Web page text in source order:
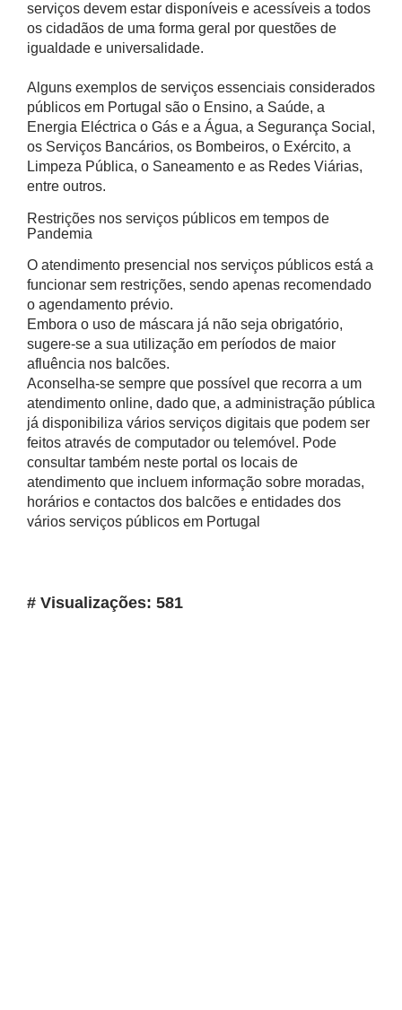
serviços devem estar disponíveis e acessíveis a todos
os cidadãos de uma forma geral por questões de
igualdade e universalidade.
Alguns exemplos de serviços essenciais considerados
públicos em Portugal são o Ensino, a Saúde, a
Energia Eléctrica o Gás e a Água, a Segurança Social,
os Serviços Bancários, os Bombeiros, o Exército, a
Limpeza Pública, o Saneamento e as Redes Viárias,
entre outros.
Restrições nos serviços públicos em tempos de
Pandemia
O atendimento presencial nos serviços públicos está a
funcionar sem restrições, sendo apenas recomendado
o agendamento prévio.
Embora o uso de máscara já não seja obrigatório,
sugere-se a sua utilização em períodos de maior
afluência nos balcões.
Aconselha-se sempre que possível que recorra a um
atendimento online, dado que, a administração pública
já disponibiliza vários serviços digitais que podem ser
feitos através de computador ou telemóvel. Pode
consultar também neste portal os locais de
atendimento que incluem informação sobre moradas,
horários e contactos dos balcões e entidades dos
vários serviços públicos em Portugal
# Visualizações: 581